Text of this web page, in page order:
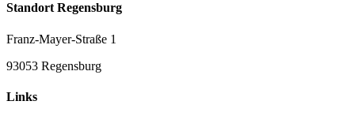
Standort Regensburg
Franz-Mayer-Straße 1
93053 Regensburg
Links